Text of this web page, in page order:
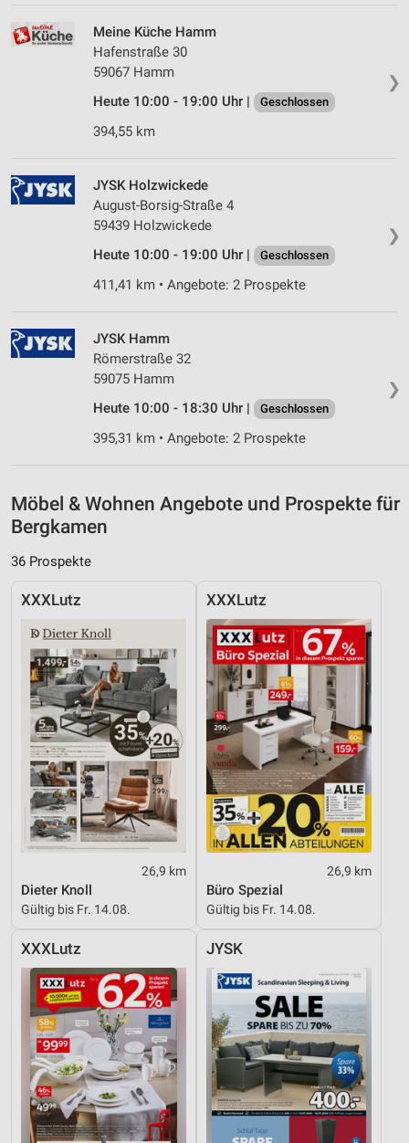
❯
Meine Küche Hamm
Hafenstraße 30
59067 Hamm
Heute 10:00 - 19:00 Uhr |
Geschlossen
394,55 km
❯
JYSK Holzwickede
August-Borsig-Straße 4
59439 Holzwickede
Heute 10:00 - 19:00 Uhr |
Geschlossen
411,41 km • Angebote: 2 Prospekte
❯
JYSK Hamm
Römerstraße 32
59075 Hamm
Heute 10:00 - 18:30 Uhr |
Geschlossen
395,31 km • Angebote: 2 Prospekte
Möbel & Wohnen Angebote und Prospekte für
Bergkamen
36 Prospekte
XXXLutz
26,9 km
Dieter Knoll
Gültig bis Fr. 14.08.
XXXLutz
26,9 km
Büro Spezial
Gültig bis Fr. 14.08.
XXXLutz JYSK